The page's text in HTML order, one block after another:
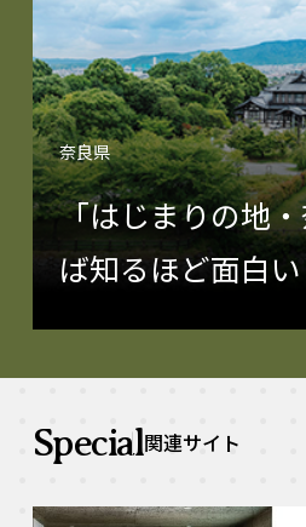
奈良県
「はじまりの地
ば知るほど面白い
Special関連サイト